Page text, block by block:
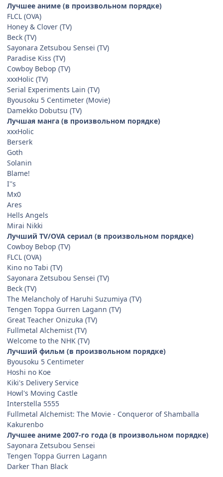
Лучшее аниме (в произвольном порядке)
FLCL (OVA)
Honey & Clover (TV)
Beck (TV)
Sayonara Zetsubou Sensei (TV)
Paradise Kiss (TV)
Cowboy Bebop (TV)
xxxHolic (TV)
Serial Experiments Lain (TV)
Byousoku 5 Centimeter (Movie)
Damekko Dobutsu (TV)
Лучшая манга (в произвольном порядке)
xxxHolic
Berserk
Goth
Solanin
Blame!
I''s
Mx0
Ares
Hells Angels
Mirai Nikki
Лучший TV/OVA сериал (в произвольном порядке)
Cowboy Bebop (TV)
FLCL (OVA)
Kino no Tabi (TV)
Sayonara Zetsubou Sensei (TV)
Beck (TV)
The Melancholy of Haruhi Suzumiya (TV)
Tengen Toppa Gurren Lagann (TV)
Great Teacher Onizuka (TV)
Fullmetal Alchemist (TV)
Welcome to the NHK (TV)
Лучший фильм (в произвольном порядке)
Byousoku 5 Centimeter
Hoshi no Koe
Kiki's Delivery Service
Howl's Moving Castle
Interstella 5555
Fullmetal Alchemist: The Movie - Conqueror of Shamballa
Kakurenbo
Лучшее аниме 2007-го года (в произвольном порядке)
Sayonara Zetsubou Sensei
Tengen Toppa Gurren Lagann
Darker Than Black